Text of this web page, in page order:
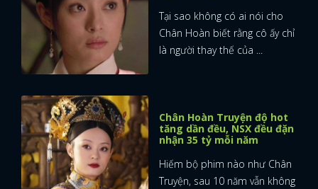
Tại sao không có ai nói cho
Chân Hoàn biết rằng cô ấy chỉ
là người thay thế của ...
Chân Hoàn Truyện độ hot
tăng dần đều, NSX đều đặn
nhận 35 tỷ mỗi năm
Hiếm bộ phim nào như Chân
Truyện, sau 10 năm vẫn không